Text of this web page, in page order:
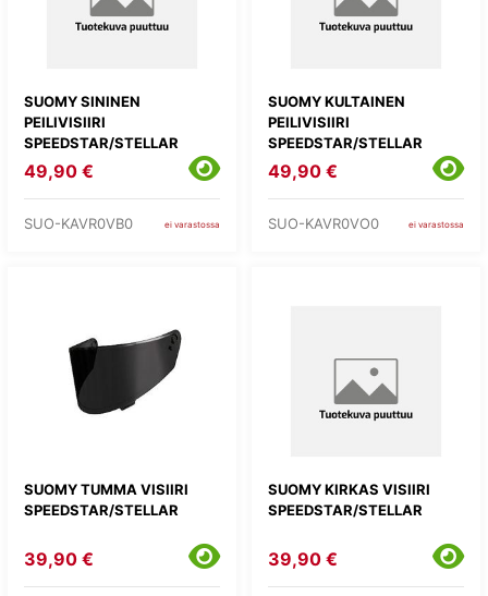
SUOMY SININEN
PEILIVISIIRI
SPEEDSTAR/STELLAR
49,90 €
SUO-KAVR0VB0 ei varastossa
SUOMY KULTAINEN
PEILIVISIIRI
SPEEDSTAR/STELLAR
49,90 €
SUO-KAVR0VO0 ei varastossa
SUOMY TUMMA VISIIRI
SPEEDSTAR/STELLAR
39,90 €
SUOMY KIRKAS VISIIRI
SPEEDSTAR/STELLAR
39,90 €